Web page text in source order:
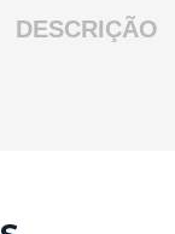
DESCRIÇÃO